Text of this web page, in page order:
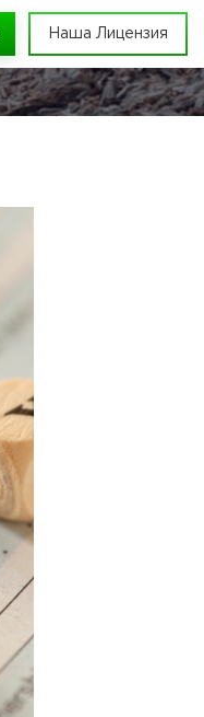
Наша Лицензия